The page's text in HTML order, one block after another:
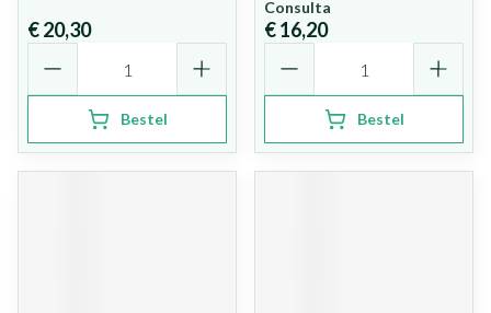
€ 20,30
Bestel
Consulta
€ 16,20
Bestel